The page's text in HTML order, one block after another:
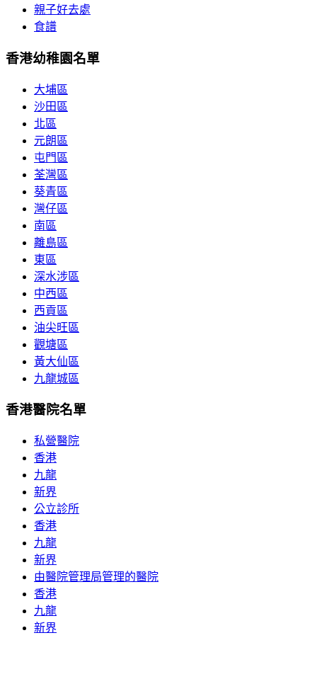
親子好去處
食譜
香港幼稚園名單
大埔區
沙田區
北區
元朗區
屯門區
荃灣區
葵青區
灣仔區
南區
離島區
東區
深水涉區
中西區
西貢區
油尖旺區
觀塘區
黃大仙區
九龍城區
香港醫院名單
私營醫院
香港
九龍
新界
公立診所
香港
九龍
新界
由醫院管理局管理的醫院
香港
九龍
新界